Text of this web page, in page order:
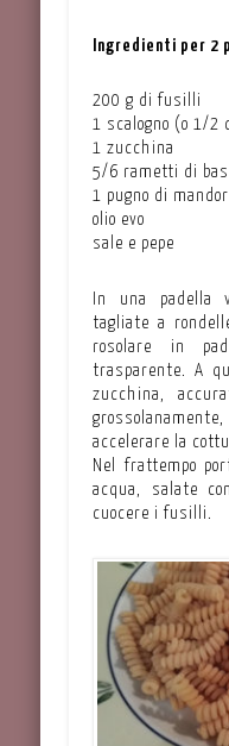
Ingredienti per 2
200 g di fusilli
1 scalogno (o 1/2
1 zucchina
5/6 rametti di
1 pugno di
olio evo
sale e pepe
In una padella
tagliate a
rosolare in
trasparente. A
zucchina,
accelerare la
Nel frattempo
acqua, salate
cuocere i fusilli.